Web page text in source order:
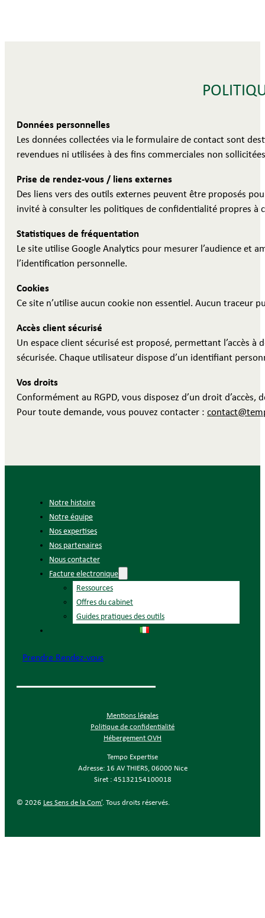
Données personnelles
Les données collectées via le formulaire de contact sont
revendues ni utilisées à des fins commerciales non
Prise de rendez-vous / liens externes
Des liens vers des outils externes peuvent être proposés
invité à consulter les politiques de confidentialité propres à
Statistiques de fréquentation
Le site utilise Google Analytics pour mesurer l’audience et
l’identification personnelle.
Cookies
Ce site n’utilise aucun cookie non essentiel. Aucun traceur
Accès client sécurisé
Un espace client sécurisé est proposé, permettant l’accès
sécurisée. Chaque utilisateur dispose d’un identifiant
Vos droits
Conformément au RGPD, vous disposez d’un droit
Pour toute demande, vous pouvez contacter :
Notre histoire
Notre équipe
Nos expertises
Nos partenaires
Nous contacter
Facture electronique
Ressources
Offres du cabinet
Guides pratiques des outils
Prendre Rendez-vous
Mentions légales
Politique de confidentialité
Hébergement OVH
Tempo Expertise
Adresse: 16 AV THIERS, 06000 Nice
Siret : 45132154100018
© 2026 Les Sens de la Com’. Tous droits réservés.